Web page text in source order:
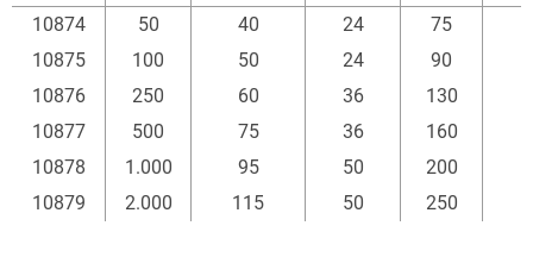
Artikel
Inhalt
Außen-Ø
Ø-Hals
Höhe
10874 50 40 24 75
10875
100 50 24 90
10876
250 60 36 130
10877
500 75 36 160
10878
1.000 95 50 200
10879
2.000 115 50 250